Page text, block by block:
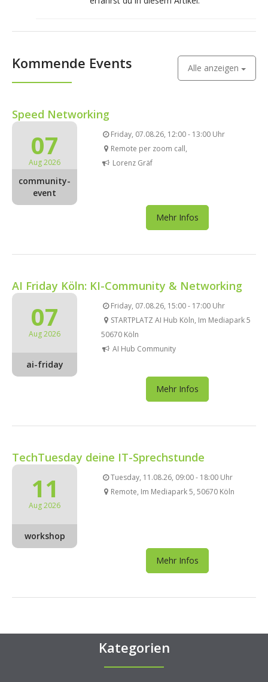
Kommende Events Alle anzeigen
Speed Networking
07
Aug 2026
community-
event
Friday, 07.08.26, 12:00 - 13:00 Uhr
Remote per zoom call,
Lorenz Gräf
Mehr Infos
AI Friday Köln: KI-Community & Networking
07
Aug 2026
ai-friday
Friday, 07.08.26, 15:00 - 17:00 Uhr
STARTPLATZ AI Hub Köln, Im Mediapark 5
50670 Köln
AI Hub Community
Mehr Infos
TechTuesday deine IT-Sprechstunde
11
Aug 2026
workshop
Tuesday, 11.08.26, 09:00 - 18:00 Uhr
Remote, Im Mediapark 5, 50670 Köln
Mehr Infos
Kategorien